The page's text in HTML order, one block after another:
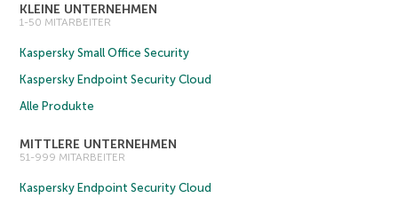
KLEINE UNTERNEHMEN
1-50 MITARBEITER
Kaspersky Small Office Security
Kaspersky Endpoint Security Cloud
Alle Produkte
MITTLERE UNTERNEHMEN
51-999 MITARBEITER
Kaspersky Endpoint Security Cloud